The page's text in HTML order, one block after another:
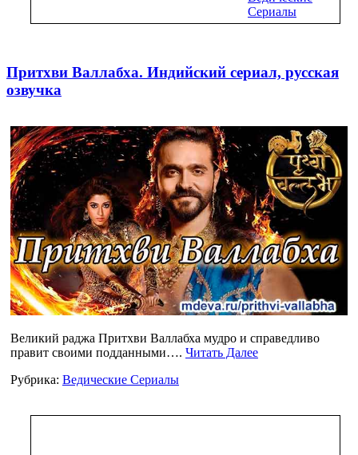
Сериалы
Притхви Валлабха. Индийский сериал, русская
озвучка
Великий раджа Притхви Валлабха мудро и справедливо
правит своими подданными…. Читать Далее
Рубрика: Ведические Сериалы